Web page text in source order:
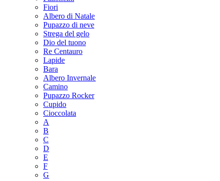
Fiori
Albero di Natale
Pupazzo di neve
Strega del gelo
Dio del tuono
Re Centauro
Lapide
Bara
Albero Invernale
Camino
Pupazzo Rocker
Cupido
Cioccolata
A
B
C
D
E
F
G